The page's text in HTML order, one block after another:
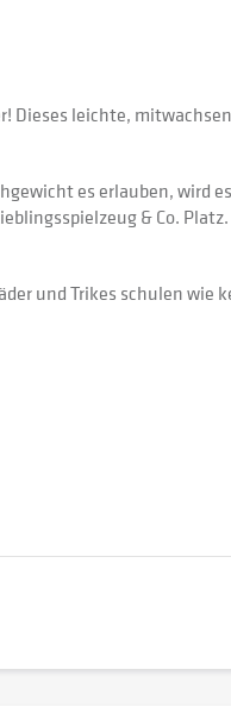
leichte,
es erlauben, wird
& Co.
und Trikes schulen wie